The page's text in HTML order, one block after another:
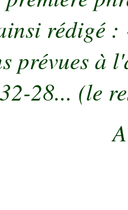
rédigé :
prévues à
28... (le